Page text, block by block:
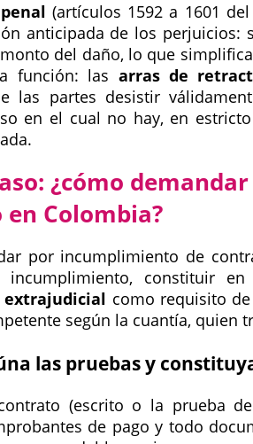
(artículos 1592 a 1601
anticipada de los perjuicios:
del daño, lo que
función: las arras de
las partes desistir
en el cual no hay, en
¿cómo
Colombia?
por incumplimiento de
incumplimiento, constituir
extrajudicial como requisito
según la cuantía, quien
las pruebas y
(escrito o la prueba
de pago y todo